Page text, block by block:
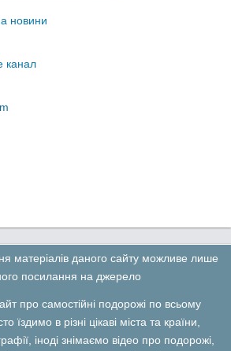
новини
канал
матеріалів даного сайту можливе лише
посилання на джерело
про самостійні подорожі по всьому
їздимо в різні цікаві міста та країни,
іноді знімаємо відео про подорожі,